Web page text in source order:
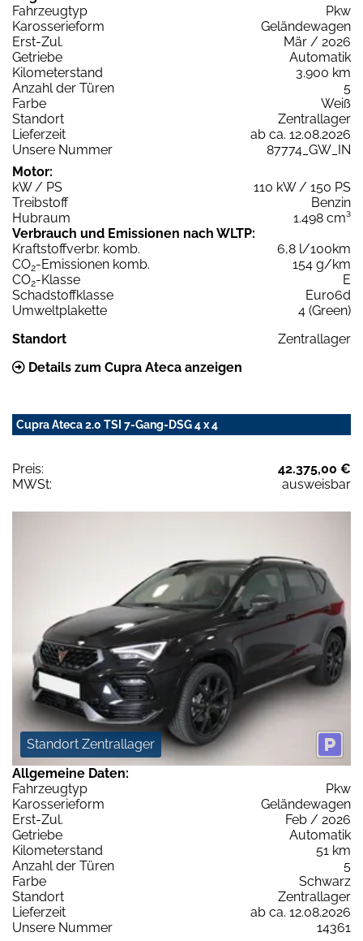
Fahrzeugtyp
Pkw
Karosserieform
Geländewagen
Erst-Zul.
Mär / 2026
Getriebe
Automatik
Kilometerstand
3.900 km
Anzahl der Türen
5
Farbe
Weiß
Standort
Zentrallager
Lieferzeit
ab ca. 12.08.2026
Unsere Nummer
87774_GW_IN
Motor:
kW / PS
110 kW / 150 PS
Treibstoff
Benzin
Hubraum
1.498 cm³
Verbrauch und Emissionen nach WLTP:
Kraftstoffverbr. komb.
6,8 l/100km
CO2-Emissionen komb.
154 g/km
CO2-Klasse
E
Schadstoffklasse
Euro6d
Umweltplakette
4 (Green)
Standort
Zentrallager
Details zum Cupra Ateca anzeigen
Cupra Ateca 2.0 TSI 7-Gang-DSG 4 x 4
Preis:
42.375,00 €
MWSt:
ausweisbar
Standort Zentrallager
Allgemeine Daten:
Fahrzeugtyp
Pkw
Karosserieform
Geländewagen
Erst-Zul.
Feb / 2026
Getriebe
Automatik
Kilometerstand
51 km
Anzahl der Türen
5
Farbe
Schwarz
Standort
Zentrallager
Lieferzeit
ab ca. 12.08.2026
Unsere Nummer
14361